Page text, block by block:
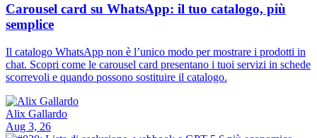
Carousel card su WhatsApp: il tuo catalogo, più
semplice
Il catalogo WhatsApp non è l’unico modo per mostrare i prodotti in
chat. Scopri come le carousel card presentano i tuoi servizi in schede
scorrevoli e quando possono sostituire il catalogo.
Alix Gallardo
Aug 3, 26